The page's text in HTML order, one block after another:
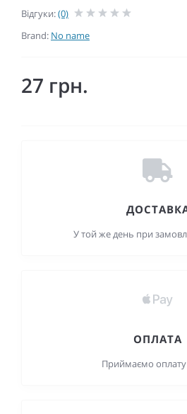
Відгуки:(0)
Brand: No name
27 грн.
У той же день при
ОПЛАТА
Приймаємо